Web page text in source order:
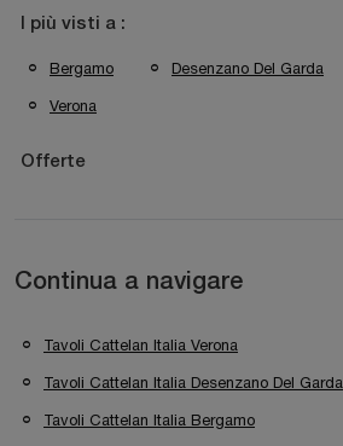
I più visti a :
Bergamo Desenzano Del Garda
Verona
Offerte
Continua a navigare
Tavoli Cattelan Italia Verona
Tavoli Cattelan Italia Desenzano Del Garda
Tavoli Cattelan Italia Bergamo